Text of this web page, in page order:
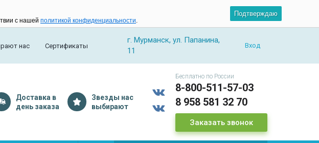
с нашей политикой конфиденциальности.
Подтверждаю
нас Сертификаты
г. Мурманск, ул. Папанина,
11
Вход
Доставка в
день заказа
Звезды нас
выбирают
Бесплатно по России
8-800-511-57-03
8 958 581 32 70
Заказать звонок